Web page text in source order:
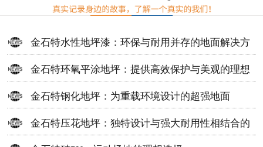
金石特水性地坪漆：环保与耐用并存的地面解决方
案
金石特环氧平涂地坪：提供高效保护与美观的理想
选择
金石特钢化地坪：为重载环境设计的超强地面
金石特压花地坪：独特设计与强大耐用性相结合的
地面材料